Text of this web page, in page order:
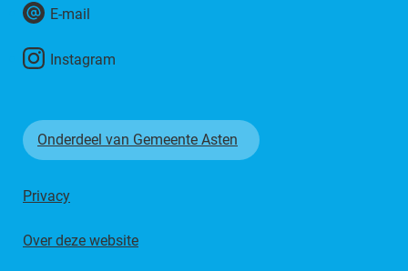
E-mail
Instagram
Onderdeel van Gemeente Asten
Privacy
Over deze website